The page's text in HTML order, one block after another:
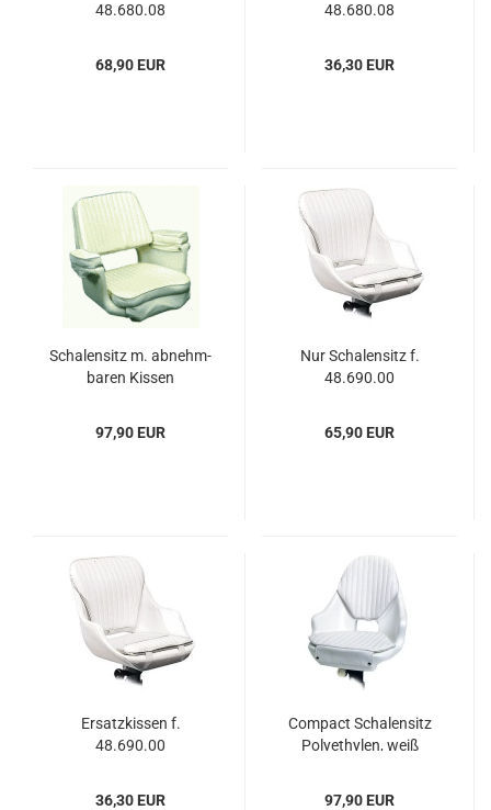
48.680.08
68,90 EUR
48.680.08
36,30 EUR
Scha­len­sitz m. ab­nehm­
ba­ren Kis­sen
97,90 EUR
Nur Scha­len­sitz f.
48.690.00
65,90 EUR
Er­satz­kis­sen f.
48.690.00
36,30 EUR
Com­pact Scha­len­sitz
Po­ly­ethy­len, weiß
97,90 EUR